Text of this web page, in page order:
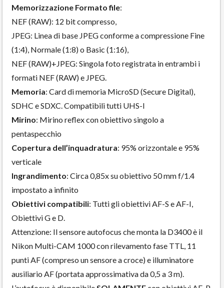
Memorizzazione Formato file:
NEF (RAW): 12 bit compresso,
JPEG: Linea di base JPEG conforme a compressione Fine
(1:4), Normale (1:8) o Basic (1:16),
NEF (RAW)+JPEG: Singola foto registrata in entrambi i
formati NEF (RAW) e JPEG.
Memoria: Card di memoria MicroSD (Secure Digital),
SDHC e SDXC. Compatibili tutti UHS-I
Mirino: Mirino reflex con obiettivo singolo a
pentaspecchio
Copertura dell’inquadratura: 95% orizzontale e 95%
verticale
Ingrandimento: Circa 0,85x su obiettivo 50 mm f/1.4
impostato a infinito
Obiettivi compatibili: Tutti gli obiettivi AF-S e AF-I,
Obiettivi G e D.
Attenzione: Il sensore autofocus che monta la D3400 è il
Nikon Multi-CAM 1000 con rilevamento fase TTL, 11
punti AF (compreso un sensore a croce) e illuminatore
ausiliario AF (portata approssimativa da 0,5 a 3 m).